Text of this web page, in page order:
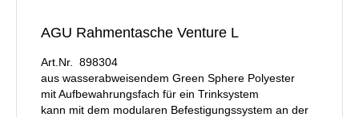
AGU Rahmentasche Venture L
Art.Nr. 898304
aus wasserabweisendem Green Sphere Polyester
mit Aufbewahrungsfach für ein Trinksystem
kann mit dem modularen Befestigungssystem an der